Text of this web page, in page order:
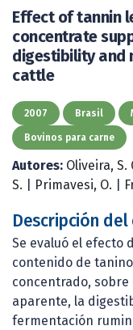
Effect of tannin
concentrate
digestibility and
cattle
2007 Brasil
Bovinos para carne
Autores: Oliveira, S.
S.
Primavesi, O.
Descripción
Se evaluó el efecto
contenido de
concentrado, sobre
aparente, la
fermentación